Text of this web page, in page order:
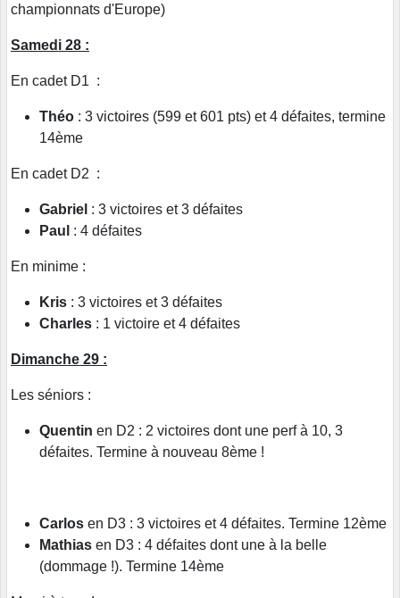
championnats d'Europe)
Samedi 28 :
En cadet D1 :
Théo : 3 victoires (599 et 601 pts) et 4 défaites, termine
14ème
En cadet D2 :
Gabriel : 3 victoires et 3 défaites
Paul : 4 défaites
En minime :
Kris : 3 victoires et 3 défaites
Charles : 1 victoire et 4 défaites
Dimanche 29 :
Les séniors :
Quentin en D2 : 2 victoires dont une perf à 10, 3
défaites. Termine à nouveau 8ème !
Carlos en D3 : 3 victoires et 4 défaites. Termine 12ème
Mathias en D3 : 4 défaites dont une à la belle
(dommage !). Termine 14ème